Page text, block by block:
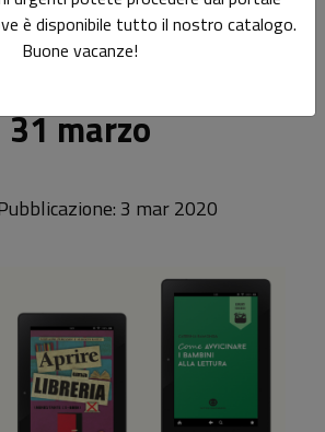
ebook: sul
31 marzo
3 mar 2020
è disponibile tutto il nostro catalogo.
Buone vacanze!